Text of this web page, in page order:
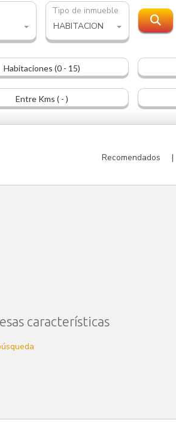
Tipo de inmueble
HABITACION
Habitaciones (0 - 15)
Entre Kms ( - )
Recomendados
características